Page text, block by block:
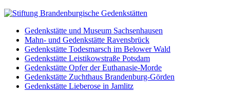
Gedenkstätte und Museum Sachsenhausen
Mahn- und Gedenkstätte Ravensbrück
Gedenkstätte Todesmarsch im Belower Wald
Gedenkstätte Leistikowstraße Potsdam
Gedenkstätte Opfer der Euthanasie-Morde
Gedenkstätte Zuchthaus Brandenburg-Görden
Gedenkstätte Lieberose in Jamlitz